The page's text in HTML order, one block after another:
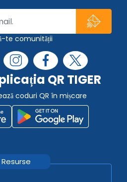
te comunității
QR TIGER
coduri QR în mișcare
Resurse